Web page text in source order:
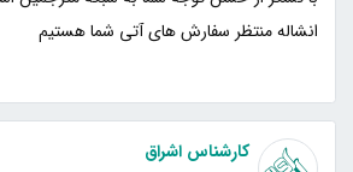
انشاله منتظر سفارش های آتی شما هستیم
کارشناس اشراق